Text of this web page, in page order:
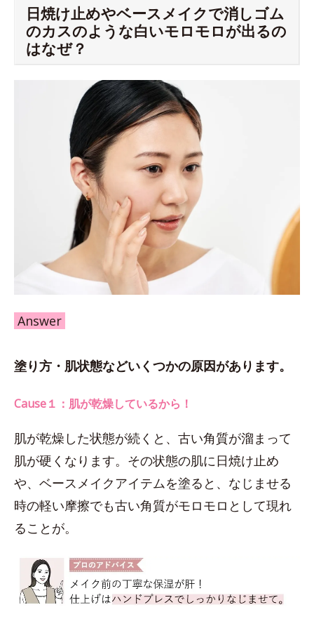
日焼け止めやベースメイクで消しゴム
のカスのような白いモロモロが出るの
はなぜ？
Answer
塗り方・肌状態などいくつかの原因があります。
Cause１：肌が乾燥しているから！
肌が乾燥した状態が続くと、古い角質が溜まって
肌が硬くなります。その状態の肌に日焼け止め
や、ベースメイクアイテムを塗ると、なじませる
時の軽い摩擦でも古い角質がモロモロとして現れ
ることが。